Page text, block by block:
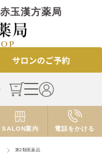
赤玉漢方薬局
SALON案内 電話をかける
第2類医薬品